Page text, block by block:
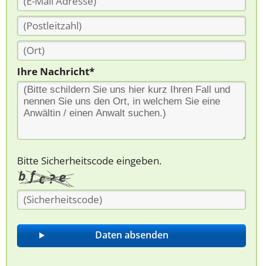
Ihre Nachricht*
Bitte Sicherheitscode eingeben.